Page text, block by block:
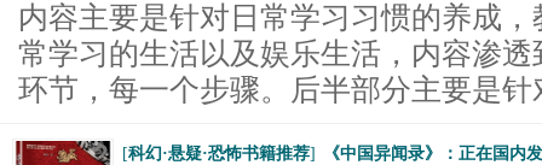
内容主要是针对日常学习习惯的养成
常学习的生活以及娱乐生活，内容渗
环节，每一个步骤。后半部分主要是针
[科幻·悬疑·恐怖书籍推荐] 《中国异闻录》：正在国内